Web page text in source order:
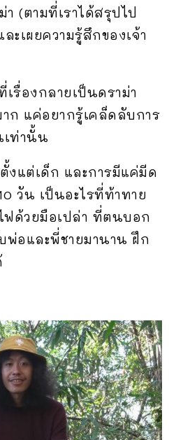
า (ตามที่เราได้สรุปไป
เผยความรู้สึกของเจ้า
รื่องกลายเป็นดราม่า
ก แค่อยากรู้เคล็ดลับการ
เท่านั้น
งแต่เด็ก และการมีแค่มีด
วัน เป็นอะไรที่ท้าทาย
ฟด้วยมือเปล่า ที่ตนบอก
พ่อและพี่ชายมานาน ฝึก